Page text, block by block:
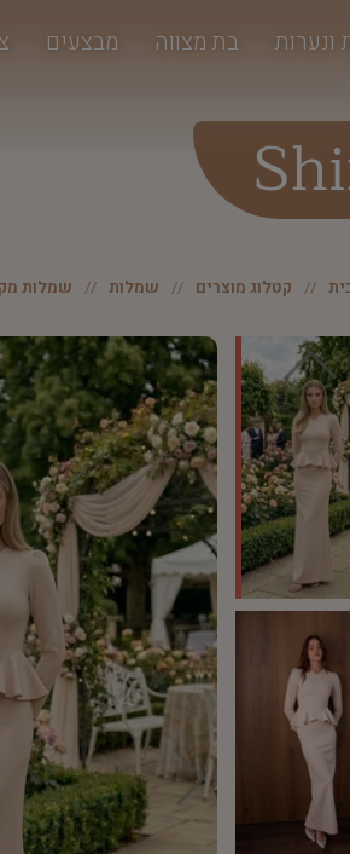
ונערות בת מצווה מבצעים
קטלוג מוצרים שמלות שמלות